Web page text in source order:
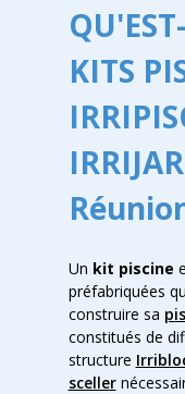
KITS
Un kit piscine
préfabriquées
construire sa
constitués de
structure
sceller